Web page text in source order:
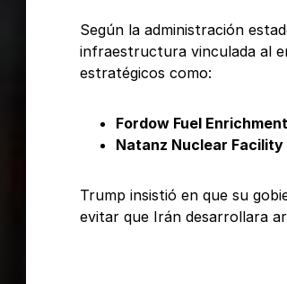
Según la administración
infraestructura vinculada al
estratégicos como:
Fordow Fuel
Natanz Nuclear Facility
Trump insistió en que su
evitar que Irán desarrollara